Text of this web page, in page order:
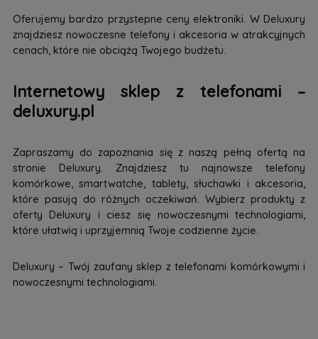
Oferujemy bardzo przystepne ceny elektroniki. W Deluxury
znajdziesz nowoczesne telefony i akcesoria w atrakcyjnych
cenach, które nie obciążą Twojego budżetu.
Internetowy sklep z telefonami –
deluxury.pl
Zapraszamy do zapoznania się z naszą pełną ofertą na
stronie Deluxury. Znajdziesz tu najnowsze telefony
komórkowe, smartwatche, tablety, słuchawki i akcesoria,
które pasują do różnych oczekiwań. Wybierz produkty z
oferty Deluxury i ciesz się nowoczesnymi technologiami,
które ułatwią i uprzyjemnią Twoje codzienne życie.
Deluxury – Twój zaufany sklep z telefonami komórkowymi i
nowoczesnymi technologiami.